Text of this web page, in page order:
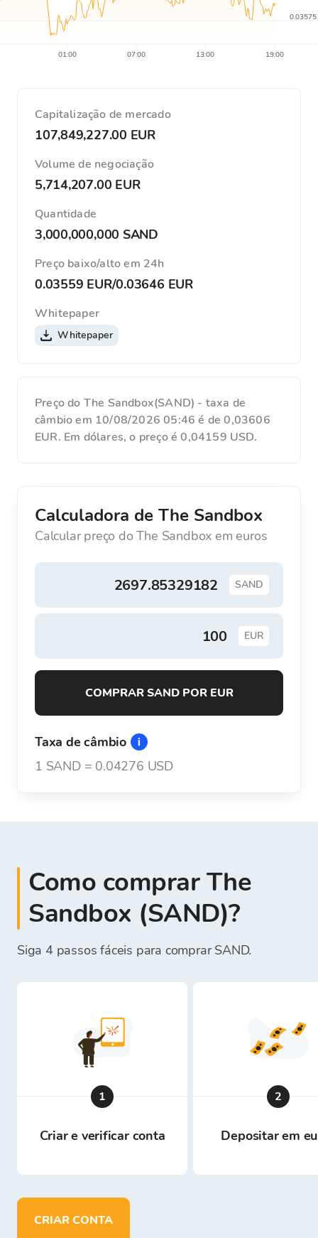
01:00 07:00 13:00 19:00
0.03575
Capitalização de mercado
107,849,227.00 EUR
Volume de negociação
5,714,207.00 EUR
Quantidade
3,000,000,000 SAND
Preço baixo/alto em 24h
0.03559 EUR/0.03646 EUR
Whitepaper
Whitepaper
Preço do The Sandbox(SAND) - taxa de
câmbio em 10/08/2026 05:46 é de 0,03606
EUR. Em dólares, o preço é 0,04159 USD.
Calculadora de The Sandbox
Calcular preço do The Sandbox em euros
SAND
EUR
COMPRAR SAND POR EUR
Taxa de câmbio
1 SAND= 0.04276 USD
Como comprar The
Sandbox (SAND)?
Siga 4 passos fáceis para comprar SAND.
1
Criar e verificar conta
2
Depositar em
CRIAR CONTA